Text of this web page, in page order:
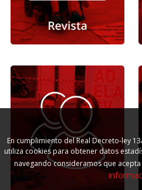
En cumplimiento del Real Decreto-ley
utiliza cookies para obtener datos
navegando consideramos que